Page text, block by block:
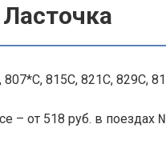
815С, 821С, 829С,
– от 518 руб. в поездах